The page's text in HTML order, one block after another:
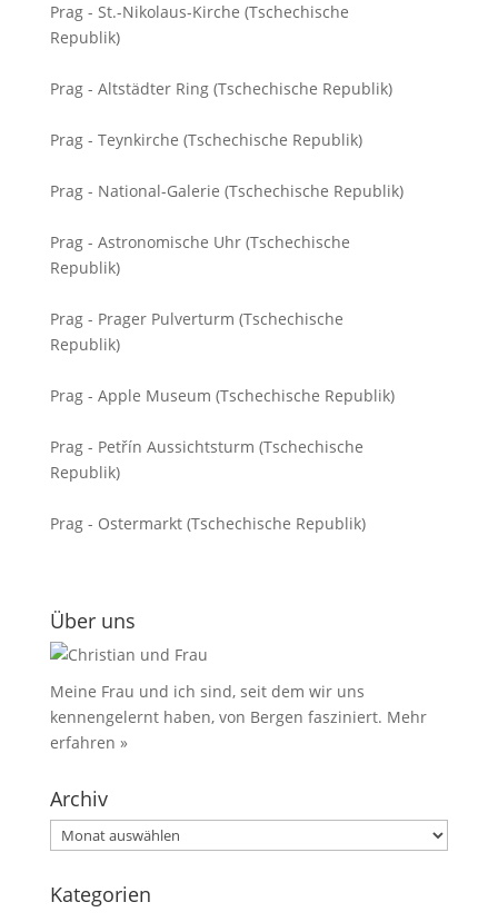
Prag - St.-Nikolaus-Kirche (Tschechische
Republik)
Prag - Altstädter Ring (Tschechische Republik)
Prag - Teynkirche (Tschechische Republik)
Prag - National-Galerie (Tschechische Republik)
Prag - Astronomische Uhr (Tschechische
Republik)
Prag - Prager Pulverturm (Tschechische
Republik)
Prag - Apple Museum (Tschechische Republik)
Prag - Petřín Aussichtsturm (Tschechische
Republik)
Prag - Ostermarkt (Tschechische Republik)
Über uns
Meine Frau und ich sind, seit dem wir uns
kennengelernt haben, von Bergen fasziniert. Mehr
erfahren »
Archiv
Archiv
Kategorien